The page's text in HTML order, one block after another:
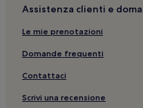
Assistenza clienti e
Le mie prenotazioni
Domande frequenti
Contattaci
Scrivi una recensione